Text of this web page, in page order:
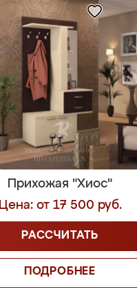
Прихожая "Хиос"
Цена: от 17 500 руб.
РАССЧИТАТЬ
ПОДРОБНЕЕ